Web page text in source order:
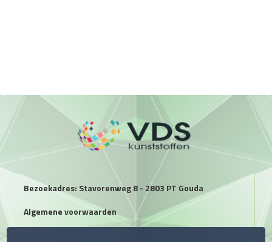
Bezoekadres: Stavorenweg 8 - 2803 PT Gouda
Algemene voorwaarden